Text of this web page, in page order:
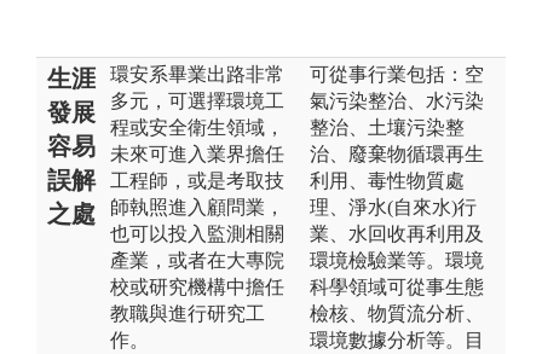
生涯
發展
容易
誤解
之處
環安系畢業出路非常
多元，可選擇環境工
程或安全衛生領域，
未來可進入業界擔任
工程師，或是考取技
師執照進入顧問業，
也可以投入監測相關
產業，或者在大專院
校或研究機構中擔任
教職與進行研究工
作。
可從事行業包括：空
氣污染整治、水污染
整治、土壤污染整
治、廢棄物循環再生
利用、毒性物質處
理、淨水(自來水)行
業、水回收再利用及
環境檢驗業等。環境
科學領域可從事生態
檢核、物質流分析、
環境數據分析等。目